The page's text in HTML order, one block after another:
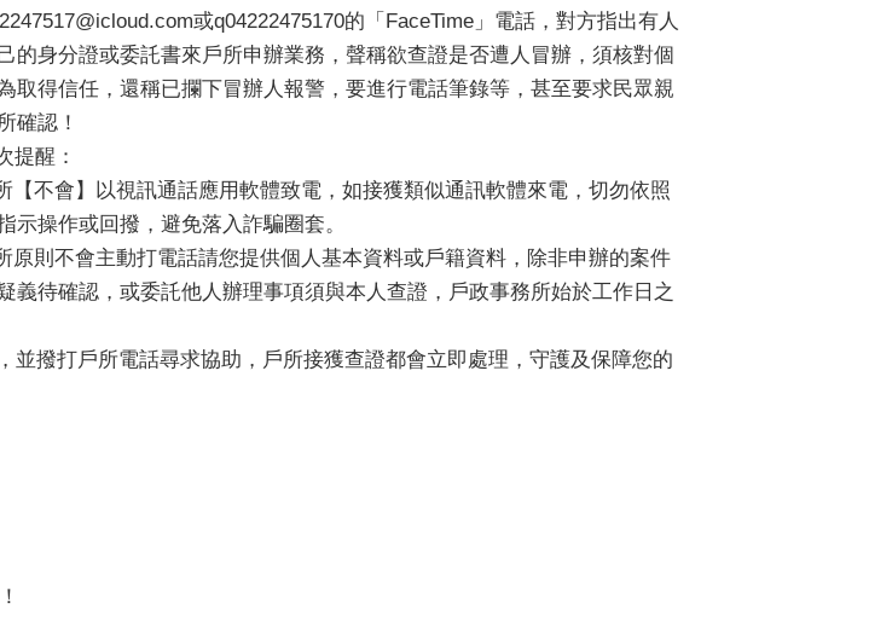
或q04222475170的「FaceTime」電話，對方指出有人
的身分證或委託書來戶所申辦業務，聲稱欲查證是否遭人冒辦，須核對個
取得信任，還稱已攔下冒辦人報警，要進行電話筆錄等，甚至要求民眾親
確認！
提醒：
【不會】以視訊通話應用軟體致電，如接獲類似通訊軟體來電，切勿依照
示操作或回撥，避免落入詐騙圈套。
原則不會主動打電話請您提供個人基本資料或戶籍資料，除非申辦的案件
義待確認，或委託他人辦理事項須與本人查證，戶政事務所始於工作日之
撥打戶所電話尋求協助，戶所接獲查證都會立即處理，守護及保障您的